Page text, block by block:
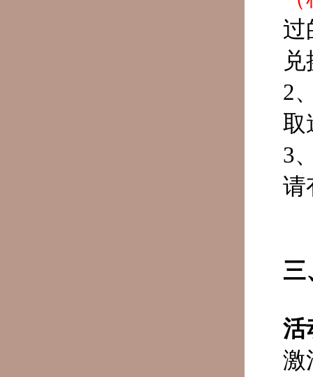
过
2
取
3
请
三
活
激